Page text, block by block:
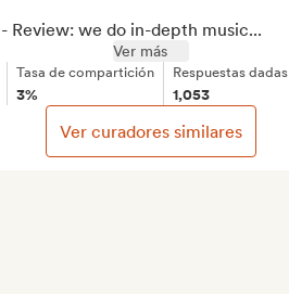
- Review: we do in-depth music...
Ver más
Tasa de compartición
3%
Respuestas dadas
1,053
Ver curadores similares